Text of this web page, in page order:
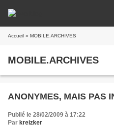
Accueil » MOBILE.ARCHIVES
MOBILE.ARCHIVES
ANONYMES, MAIS PAS
Publié le 28/02/2009 à 17:22
Par kreizker